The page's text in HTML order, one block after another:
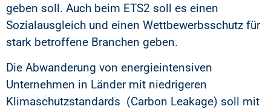
geben soll. Auch beim ETS2 soll es einen
Sozialausgleich und einen Wettbewerbsschutz für
stark betroffene Branchen geben.
Die Abwanderung von energieintensiven
Unternehmen in Länder mit niedrigeren
Klimaschutzstandards (Carbon Leakage) soll mit